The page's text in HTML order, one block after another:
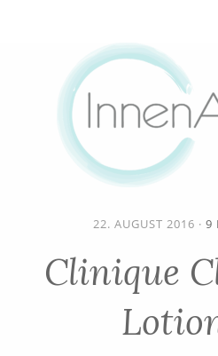
22. AUGUST 2016 · 9
Clinique